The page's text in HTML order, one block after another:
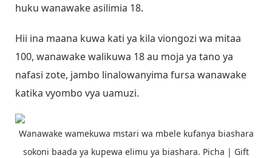
huku wanawake asilimia 18.
Hii ina maana kuwa kati ya kila viongozi wa mitaa
100, wanawake walikuwa 18 au moja ya tano ya
nafasi zote, jambo linalowanyima fursa wanawake
katika vyombo vya uamuzi.
Wanawake wamekuwa mstari wa mbele kufanya biashara
sokoni baada ya kupewa elimu ya biashara. Picha | Gift